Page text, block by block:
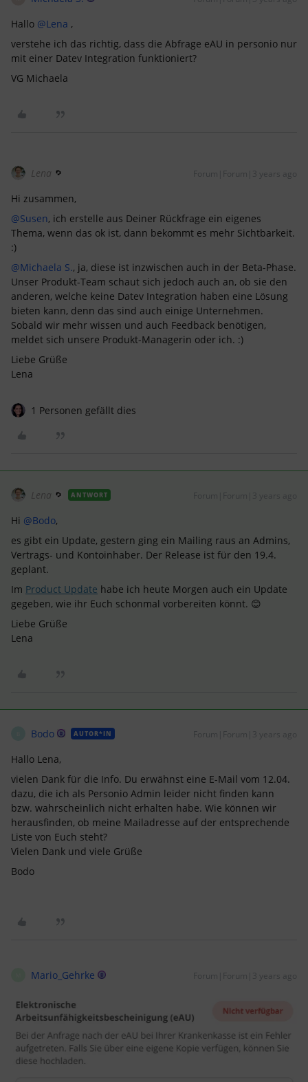
Hallo @Lena ,
verstehe ich das richtig, dass die Abfrage eAU in personio nur
mit einer Datev Integration funktioniert?
VG Michaela
Lena Forum|Forum|3 years ago
Hi zusammen,
@Susen, ich erstelle aus Deiner Rückfrage ein eigenes
Thema, wenn das ok ist, dann bekommt es mehr Sichtbarkeit.
:)
@Michaela S., ja, diese ist inzwischen auch in der Beta-Phase.
Unser Produkt-Team schaut sich jedoch auch an, ob sie den
anderen, welche keine Datev Integration haben eine Lösung
bieten kann, denn das sind auch einige Unternehmen.
Sobald wir mehr wissen und auch Feedback benötigen,
meldet sich unsere Produkt-Managerin oder ich. :)
Liebe Grüße
Lena
1 Personen gefällt dies
Lena ANTWORT
Hi @Bodo,
es gibt ein Update, gestern ging ein Mailing raus an Admins,
Vertrags- und Kontoinhaber. Der Release ist für den 19.4.
geplant.
Im Product Update habe ich heute Morgen auch ein Update
gegeben, wie ihr Euch schonmal vorbereiten könnt. 😊
Liebe Grüße
Lena
Bodo AUTOR*IN Forum|Forum|3 years ago
Hallo Lena,
vielen Dank für die Info. Du erwähnst eine E-Mail vom 12.04.
dazu, die ich als Personio Admin leider nicht finden kann
bzw. wahrscheinlich nicht erhalten habe. Wie können wir
herausfinden, ob meine Mailadresse auf der entsprechende
Liste von Euch steht?
Vielen Dank und viele Grüße
Bodo
Mario_Gehrke Forum|Forum|3 years ago